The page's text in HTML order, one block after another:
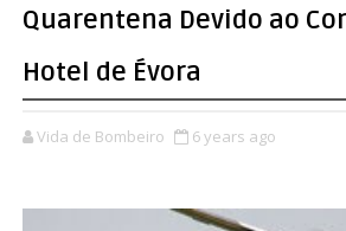
Quarentena Devido ao
Hotel de Évora
Vida de Bombeiro 6 years ago